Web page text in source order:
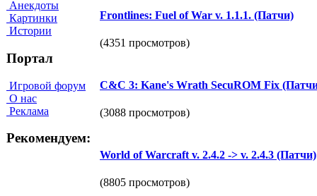
Анекдоты
Картинки
Истории
Портал
Игровой форум
О нас
Реклама
Рекомендуем:
Frontlines: Fuel of War v. 1.1.1. (Патчи)
(4351 просмотров)
C&C 3: Kane's Wrath SecuROM Fix
(3088 просмотров)
World of Warcraft v. 2.4.2 -> v. 2.4.3 (Патчи)
(8805 просмотров)